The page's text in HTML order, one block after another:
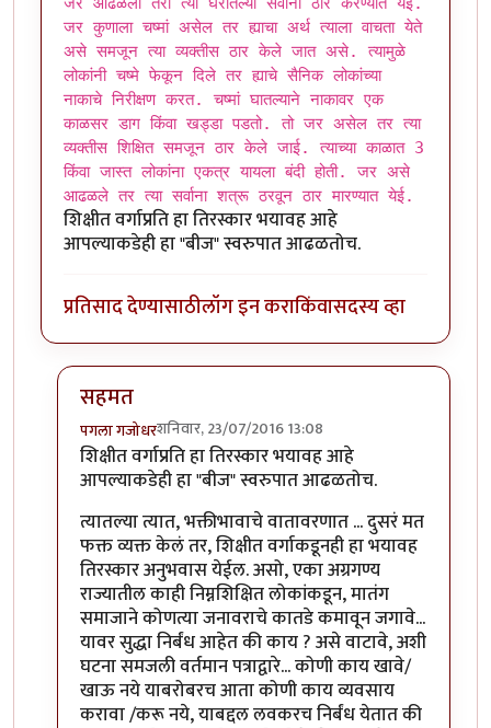
जर कुणाला चष्मां असेल तर ह्याचा अर्थ त्याला वाचता येते
असे समजून त्या व्यक्तीस ठार केले जात असे. त्यामुळे
लोकांनी चष्मे फेकून दिले तर ह्याचे सैनिक लोकांच्या
नाकाचे निरीक्षण करत. चष्मां घातल्याने नाकावर एक
काळसर डाग किंवा खड्डा पडतो. तो जर असेल तर त्या
व्यक्तीस शिक्षित समजून ठार केले जाई. त्याच्या काळात 3
किंवा जास्त लोकांना एकत्र यायला बंदी होती. जर असे
आढळले तर त्या सर्वाना शत्रू ठरवून ठार मारण्यात येई.
शिक्षीत वर्गाप्रति हा तिरस्कार भयावह आहे
आपल्याकडेही हा "बीज" स्वरुपात आढळतोच.
प्रतिसाद देण्यासाठीलॉग इन कराकिंवासदस्य व्हा
सहमत
पगला गजोधरशनिवार, 23/07/2016 13:08
In reply toशिक्षित लोक म्हणजे देशालाby
शिक्षीत वर्गाप्रति हा तिरस्कार भयावह आहे
आपल्याकडेही हा "बीज" स्वरुपात आढळतोच.
त्यातल्या त्यात, भक्तीभावाचे वातावरणात ... दुसरं मत
फक्त व्यक्त केलं तर, शिक्षीत वर्गाकडूनही हा भयावह
तिरस्कार अनुभवास येईल. असो, एका अग्रगण्य
राज्यातील काही निम्नशिक्षित लोकांकडून, मातंग
समाजाने कोणत्या जनावराचे कातडे कमावून जगावे...
यावर सुद्धा निर्बंध आहेत की काय ? असे वाटावे, अशी
घटना समजली वर्तमान पत्राद्वारे... कोणी काय खावे/
खाऊ नये याबरोबरच आता कोणी काय व्यवसाय
करावा /करू नये, याबद्दल लवकरच निर्बंध येतात की